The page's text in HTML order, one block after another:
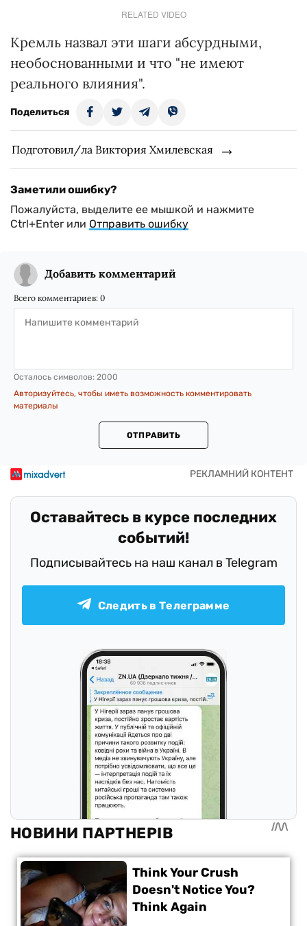
RELATED VIDEO
Кремль назвал эти шаги абсурдными,
необоснованными и что "не имеют
реального влияния".
Поделиться
Подготовил/ла Виктория Хмилевская
Заметили ошибку?
Пожалуйста, выделите ее мышкой и нажмите
Ctrl+Enter или Отправить ошибку
Добавить комментарий
Всего комментариев: 0
Осталось символов: 2000
Авторизуйтесь, чтобы иметь возможность комментировать
материалы
ОТПРАВИТЬ
Оставайтесь в курсе последних
событий!
Подписывайтесь на наш канал в Telegram
Следить в Телеграмме